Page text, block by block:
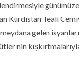
Kürdistan Teali
gelen